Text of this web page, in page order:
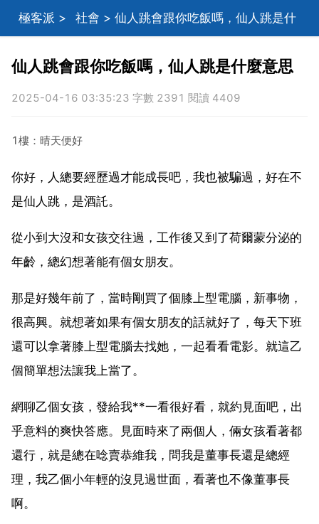
極客派 > 社會 > 仙人跳會跟你吃飯嗎，仙人跳是什
仙人跳會跟你吃飯嗎，仙人跳是什麼意思
2025-04-16 03:35:23 字數 2391 閱讀 4409
1樓：晴天便好
你好，人總要經歷過才能成長吧，我也被騙過，好在不
是仙人跳，是酒託。
從小到大沒和女孩交往過，工作後又到了荷爾蒙分泌的
年齡，總幻想著能有個女朋友。
那是好幾年前了，當時剛買了個膝上型電腦，新事物，
很高興。就想著如果有個女朋友的話就好了，每天下班
還可以拿著膝上型電腦去找她，一起看看電影。就這乙
個簡單想法讓我上當了。
網聊乙個女孩，發給我**一看很好看，就約見面吧，出
乎意料的爽快答應。見面時來了兩個人，倆女孩看著都
還行，就是總在唸賣恭維我，問我是董事長還是總經
理，我乙個小年輕的沒見過世面，看著也不像董事長
啊。